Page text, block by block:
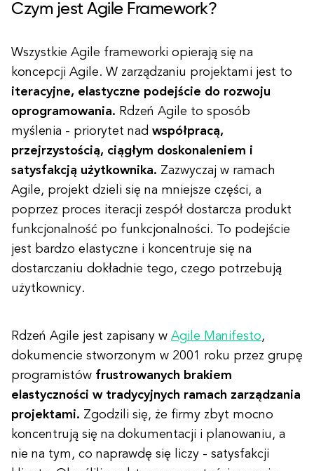
​​Czym jest Agile Framework?
Wszystkie Agile frameworki opierają się na
koncepcji Agile. W zarządzaniu projektami jest to
iteracyjne, elastyczne podejście do rozwoju
oprogramowania. Rdzeń Agile to sposób
myślenia - priorytet nad współpracą,
przejrzystością, ciągłym doskonaleniem i
satysfakcją użytkownika. Zazwyczaj w ramach
Agile, projekt dzieli się na mniejsze części, a
poprzez proces iteracji zespół dostarcza produkt
funkcjonalność po funkcjonalności. To podejście
jest bardzo elastyczne i koncentruje się na
dostarczaniu dokładnie tego, czego potrzebują
użytkownicy.
Rdzeń Agile jest zapisany w Agile Manifesto,
dokumencie stworzonym w 2001 roku przez grupę
programistów frustrowanych brakiem
elastyczności w tradycyjnych ramach zarządzania
projektami. Zgodzili się, że firmy zbyt mocno
koncentrują się na dokumentacji i planowaniu, a
nie na tym, co naprawdę się liczy - satysfakcji